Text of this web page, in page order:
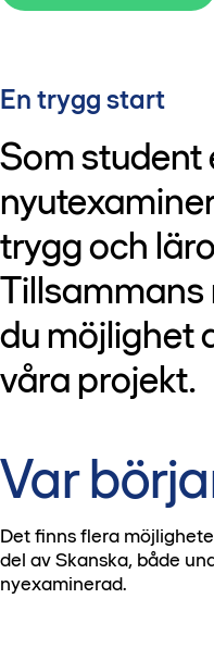
En trygg start
Som student
trygg och
Tillsammans
du möjlighet
våra projekt.
Var
Det finns flera
del av Skanska, både
nyexaminerad.